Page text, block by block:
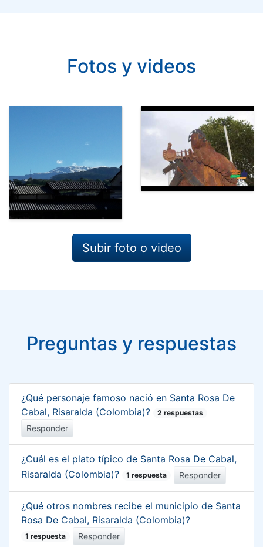
Fotos y videos
Subir foto o video
Preguntas y respuestas
¿Qué personaje famoso nació en Santa Rosa De
Cabal, Risaralda (Colombia)?
2 respuestas
Responder
¿Cuál es el plato típico de Santa Rosa De Cabal,
Risaralda (Colombia)?
1 respuesta Responder
¿Qué otros nombres recibe el municipio de Santa
Rosa De Cabal, Risaralda (Colombia)?
1 respuesta Responder